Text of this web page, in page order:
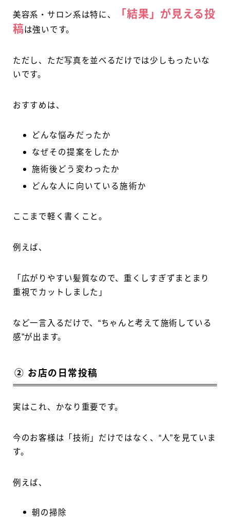
美容系・サロン系は特に、
「結果」が見える投
稿は強いです。
ただし、ただ写真を並べるだけでは少しもったいな
いです。
おすすめは、
どんな悩みだったか
なぜその提案をしたか
施術後どう変わったか
どんな人に向いている施術か
ここまで軽く書くこと。
例えば、
「広がりやすい髪質なので、重くしすぎずまとまり
重視でカットしました」
など一言入るだけで、“ちゃんと考えて施術している
感”が出ます。
② お店の日常投稿
実はこれ、かなり重要です。
今のお客様は「技術」だけではなく、“人”を見ていま
す。
例えば、
朝の掃除